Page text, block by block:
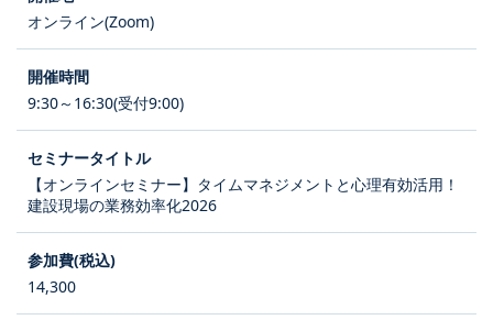
オンライン(Zoom)
9:30～16:30(受付9:00)
【オンラインセミナー】タイムマネジメントと心理有効活用！
建設現場の業務効率化2026
14,300